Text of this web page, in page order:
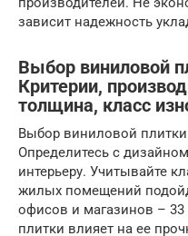
зависит надежность
Выбор виниловой
Критерии,
толщина, класс
Выбор виниловой плитки
Определитесь с
интерьеру. Учитывайте
жилых помещений
офисов и магазинов –
плитки влияет на ее